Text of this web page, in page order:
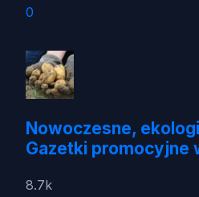
0
Nowoczesne,
Gazetki promocyjne
8.7k